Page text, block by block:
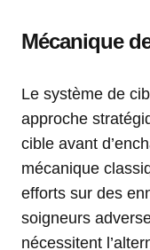
Mécanique
Le système de
approche
cible avant
mécanique
efforts sur des
soigneurs
nécessitent